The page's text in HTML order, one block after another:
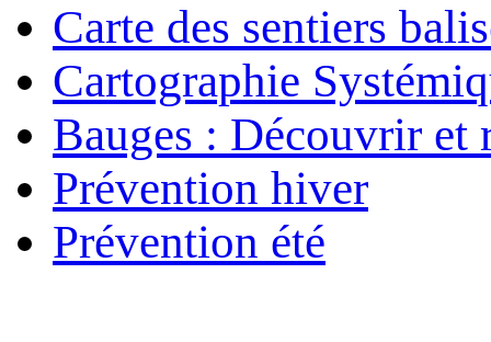
Carte des sentiers
Cartographie
Bauges : Découvrir et
Prévention hiver
Prévention été